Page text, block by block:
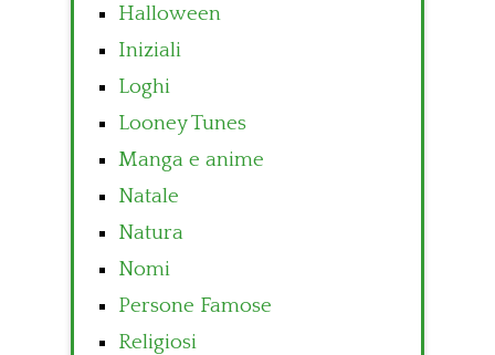
Halloween
Iniziali
Loghi
Looney Tunes
Manga e anime
Natale
Natura
Nomi
Persone Famose
Religiosi